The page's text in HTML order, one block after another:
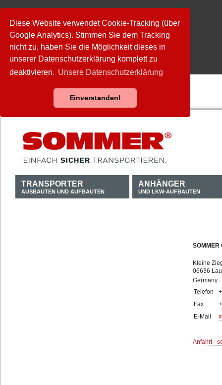
Diese Website verwendet Cookie-Tracking (über
Google Analytics). Stimmen Sie dem Tracking
nicht zu, haben Sie die Möglichkeit dieses in
unserer Datenschutzerklärung komplett zu
deaktivieren. Unsere Datenschutzerklärung
Einverstanden!
TRANSPORTER
AUSBAUTEN UND AUFBAUTEN
ANHÄNGER
UND LKW-AUFBAUTEN
SOMMER
Kleine
06636
Germany
Telefon
Fax
E-Mail
Anfahrt -